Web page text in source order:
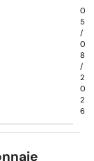
0
5
/
0
8
/
2
0
2
6